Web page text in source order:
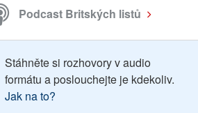
Podcast Britských listů
Stáhněte si rozhovory v audio
formátu a poslouchejte je kdekoliv.
Jak na to?